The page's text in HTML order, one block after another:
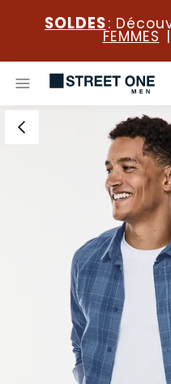
SOLDES:
FEMMES |